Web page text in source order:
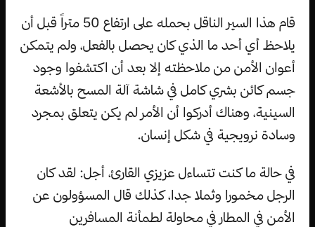
قام هذا السير الناقل بحمله على ارتفاع 50 متراً قبل أن
يلاحظ أي أحد ما الذي كان يحصل بالفعل، ولم يتمكن
أعوان الأمن من ملاحظته إلا بعد أن اكتشفوا وجود
جسم كائن بشري كامل في شاشة آلة المسح بالأشعة
السينية، وهناك أدركوا أن الأمر لم يكن يتعلق بمجرد
وسادة نرويجية في شكل إنسان.
في حالة ما كنت تتساءل عزيزي القارئ، أجل: لقد كان
الرجل مخمورا وثملا جدا، كذلك قال المسؤولون عن
الأمن في المطار في محاولة لطمأنة المسافرين